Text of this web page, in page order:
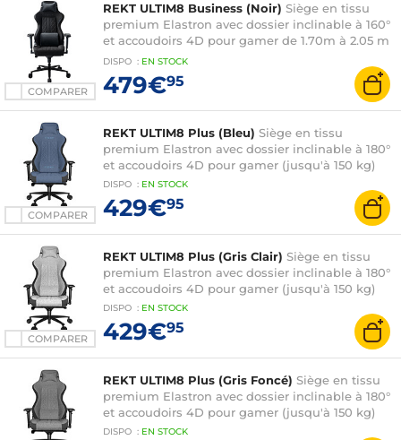
COMPARER
REKT ULTIM8 Business (Noir) Siège en tissu
premium Elastron avec dossier inclinable à 160°
et accoudoirs 4D pour gamer de 1.70m à 2.05 m
(jusqu'à 150 kg)
DISPO : EN STOCK
479€95
COMPARER
REKT ULTIM8 Plus (Bleu) Siège en tissu
premium Elastron avec dossier inclinable à 180°
et accoudoirs 4D pour gamer (jusqu'à 150 kg)
DISPO : EN STOCK
429€95
COMPARER
REKT ULTIM8 Plus (Gris Clair) Siège en tissu
premium Elastron avec dossier inclinable à 180°
et accoudoirs 4D pour gamer (jusqu'à 150 kg)
DISPO : EN STOCK
429€95
REKT ULTIM8 Plus (Gris Foncé) Siège en tissu
premium Elastron avec dossier inclinable à 180°
et accoudoirs 4D pour gamer (jusqu'à 150 kg)
DISPO : EN STOCK